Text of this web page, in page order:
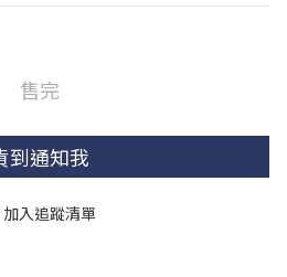
售完
到通知我
加入追蹤清單